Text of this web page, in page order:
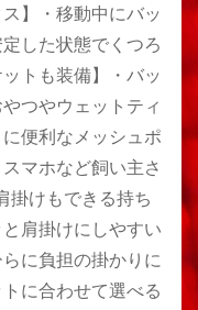
】・移動中にバッ
した状態でくつろ
トも装備】・バッ
つやウェットティ
便利なメッシュポ
マホなど飼い主さ
掛けもできる持ち
肩掛けにしやすい
に負担の掛かりに
に合わせて選べる